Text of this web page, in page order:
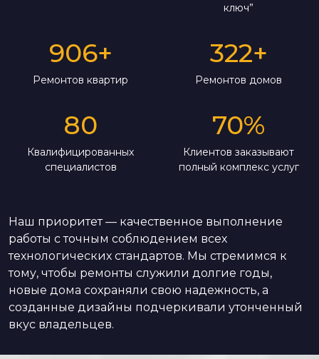
ключ”
906+
Ремонтов квартир
322+
Ремонтов домов
80
Квалифицированных
специалистов
70%
Клиентов заказывают
полный комплекс услуг
Наш приоритет — качественное выполнение
работы с точным соблюдением всех
технологических стандартов. Мы стремимся к
тому, чтобы ремонты служили долгие годы,
новые дома сохраняли свою надежность, а
созданные дизайны подчеркивали утонченный
вкус владельцев.